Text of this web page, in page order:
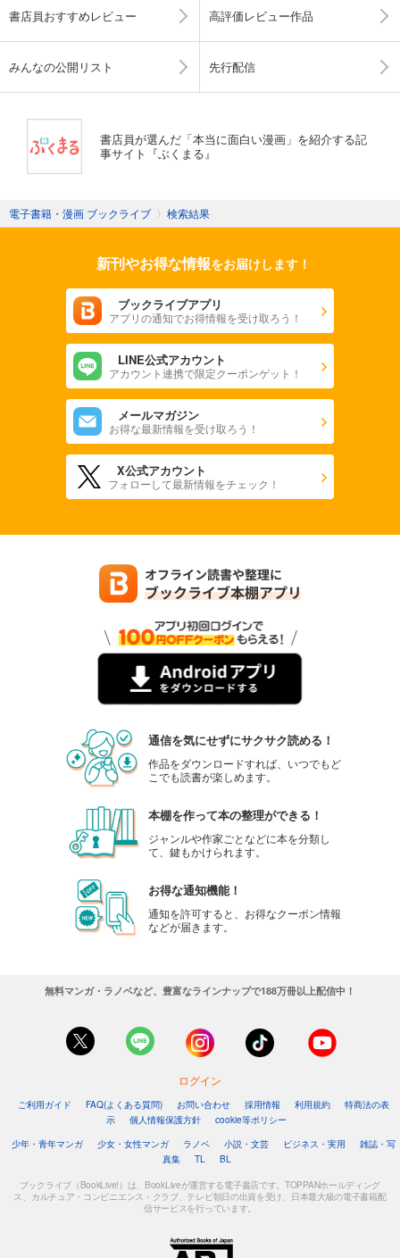
書店員おすすめレビュー 高評価レビュー作品
みんなの公開リスト 先行配信
書店員が選んだ「本当に面白い漫画」を紹介する記
事サイト『ぶくまる』
電子書籍・漫画 ブックライブ 〉 検索結果
新刊やお得な情報をお届けします！
ブックライブアプリ
アプリの通知でお得情報を受け取ろう！
LINE公式アカウント
アカウント連携で限定クーポンゲット！
メールマガジン
お得な最新情報を受け取ろう！
X公式アカウント
フォローして最新情報をチェック！
通信を気にせずにサクサク読める！
作品をダウンロードすれば、いつでもど
こでも読書が楽しめます。
本棚を作って本の整理ができる！
ジャンルや作家ごとなどに本を分類し
て、鍵もかけられます。
お得な通知機能！
通知を許可すると、お得なクーポン情報
などが届きます。
無料マンガ・ラノベなど、豊富なラインナップで188万冊以上配信中！
ログイン
ご利用ガイド FAQ(よくある質問) お問い合わせ 採用情報 利用規約
特商法の表
示
個人情報保護方針
cookie等ポリシー
少年・青年マンガ
少女・女性マンガ ラノベ 小説・文芸 ビジネス・実用
雑誌・写
真集
TL BL
ブックライブ（BookLive!）は、BookLiveが運営する電子書店です。TOPPANホールディング
ス、カルチュア・コンビニエンス・クラブ、テレビ朝日の出資を受け、日本最大級の電子書籍配
信サービスを行っています。